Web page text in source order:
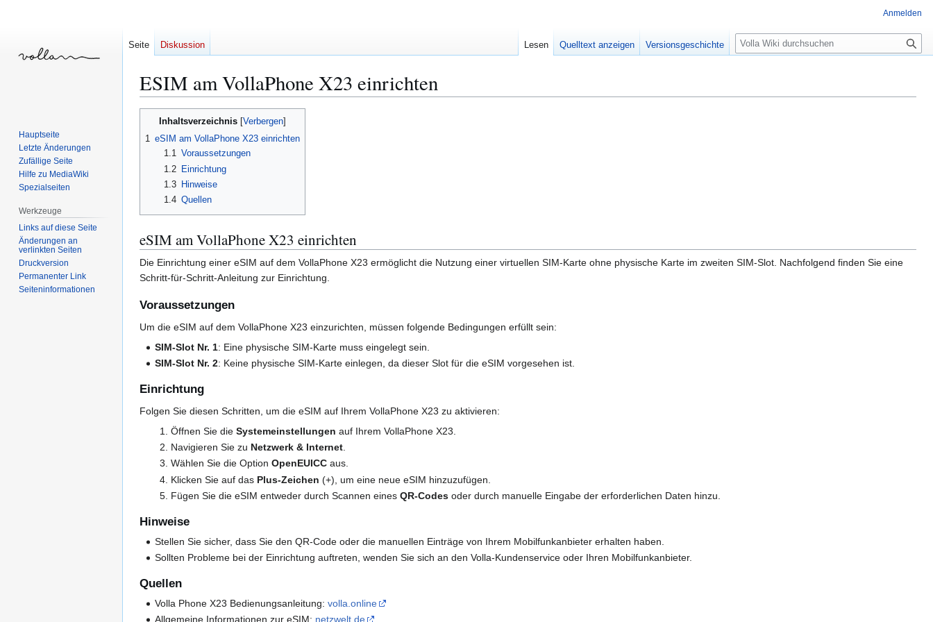
ESIM am VollaPhone X23 einrichten
Inhaltsverzeichnis
1 eSIM am VollaPhone X23 einrichten
1.1 Voraussetzungen
1.2
Einrichtung
1.3
Hinweise
1.4 Quellen
eSIM am VollaPhone X23 einrichten
Die Einrichtung einer eSIM auf dem VollaPhone X23 ermöglicht die Nutzung einer virtuellen SIM-Karte ohne physische Karte im zweiten SIM-Slot. Nachfolgend finden Sie eine
Schritt-für-Schritt-Anleitung zur Einrichtung.
Voraussetzungen
Um die eSIM auf dem VollaPhone X23 einzurichten, müssen folgende Bedingungen erfüllt sein:
SIM-Slot Nr. 1: Eine physische SIM-Karte muss eingelegt sein.
SIM-Slot Nr. 2: Keine physische SIM-Karte einlegen, da dieser Slot für die eSIM vorgesehen ist.
Einrichtung
Folgen Sie diesen Schritten, um die eSIM auf Ihrem VollaPhone X23 zu aktivieren:
Öffnen Sie die Systemeinstellungen auf Ihrem VollaPhone X23.
Navigieren Sie zu Netzwerk & Internet.
Wählen Sie die Option OpenEUICCaus.
Klicken Sie auf das Plus-Zeichen (+), um eine neue eSIM hinzuzufügen.
Fügen Sie die eSIM entweder durch Scannen eines QR-Codesoder durch manuelle Eingabe der erforderlichen Daten hinzu.
Hinweise
Stellen Sie sicher, dass Sie den QR-Code oder die manuellen Einträge von Ihrem Mobilfunkanbieter erhalten haben.
Sollten Probleme bei der Einrichtung auftreten, wenden Sie sich an den Volla-Kundenservice oder Ihren Mobilfunkanbieter.
Quellen
Volla Phone X23 Bedienungsanleitung:volla.online
Allgemeine Informationen zur eSIM: netzwelt.de
Anmelden
Seite Diskussion Lesen Quelltext anzeigen Versionsgeschichte
S
u
e
Hauptseite
Letzte Änderungen
Zufällige Seite
Hilfe zu MediaWiki
Spezialseiten
Werkzeuge
Links auf diese Seite
Änderungen an
verlinkten Seiten
Druckversion
Permanenter Link
Seiten­­informationen